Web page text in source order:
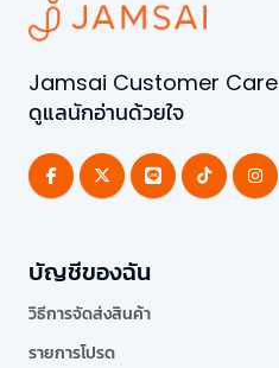
Jamsai Customer Care
ดูแลนักอ่านด้วยใจ
บัญชีของฉัน
วิธีการจัดส่งสินค้า
รายการโปรด